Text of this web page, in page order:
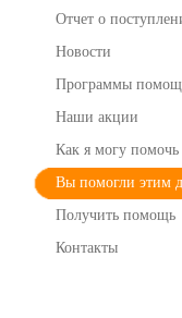
Отчет о
Новости
Программы
Наши акции
Как я могу помочь
Вы помогли этим
Получить помощь
Контакты